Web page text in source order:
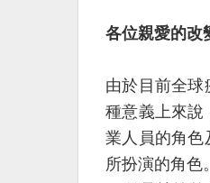
各位親愛的改
由於目前全球
種意義上來說
業人員的角色
所扮演的角色。